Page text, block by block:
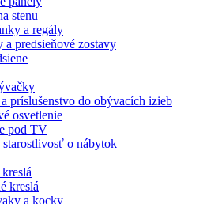
stenu
a regály
a predsieňové zostavy
príslušenstvo do obývacích izieb
osvetlenie
pod TV
starostlivosť o nábytok
kreslá
a kocky